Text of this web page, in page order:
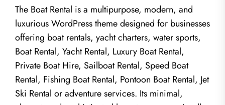
The Boat Rental is a multipurpose, modern, and
luxurious WordPress theme designed for businesses
offering boat rentals, yacht charters, water sports,
Boat Rental, Yacht Rental, Luxury Boat Rental,
Private Boat Hire, Sailboat Rental, Speed Boat
Rental, Fishing Boat Rental, Pontoon Boat Rental, Jet
Ski Rental or adventure services. Its minimal,